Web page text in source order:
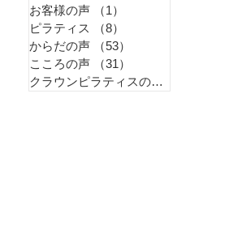
お客様の声
（1）
ピラティス
（8）
からだの声
（53）
こころの声
（31）
クラウンピラティスのこと